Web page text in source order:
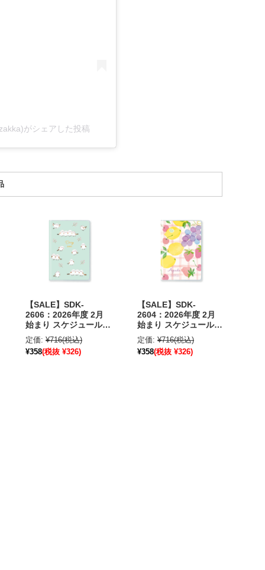
がシェアした投稿
【SALE】SDK-
2606：2026年度 2月
始まり スケジュール帳
A6サイズ 日曜始まり
シマエナガ〔OZ_S〕
定価: ¥716(税込)
¥358(税抜 ¥326)
【SALE】SDK-
2604：2026年度 2月
始まり スケジュール帳
A6サイズ 日曜始まり
フルーツ〔OZ_S〕
定価: ¥716(税込)
¥358(税抜 ¥326)